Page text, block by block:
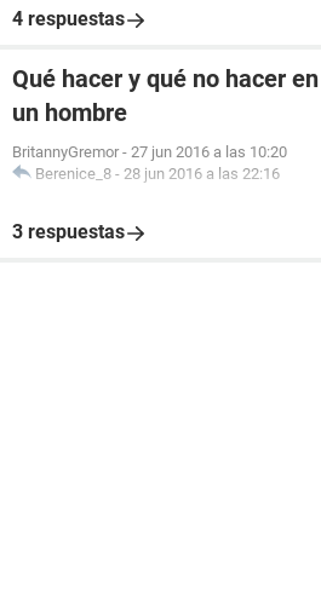
4 respuestas
Qué hacer y qué no hacer
un hombre
BritannyGremor - 27 jun 2016 a las 10:20
Berenice_8 - 28 jun 2016 a las 22:16
3 respuestas